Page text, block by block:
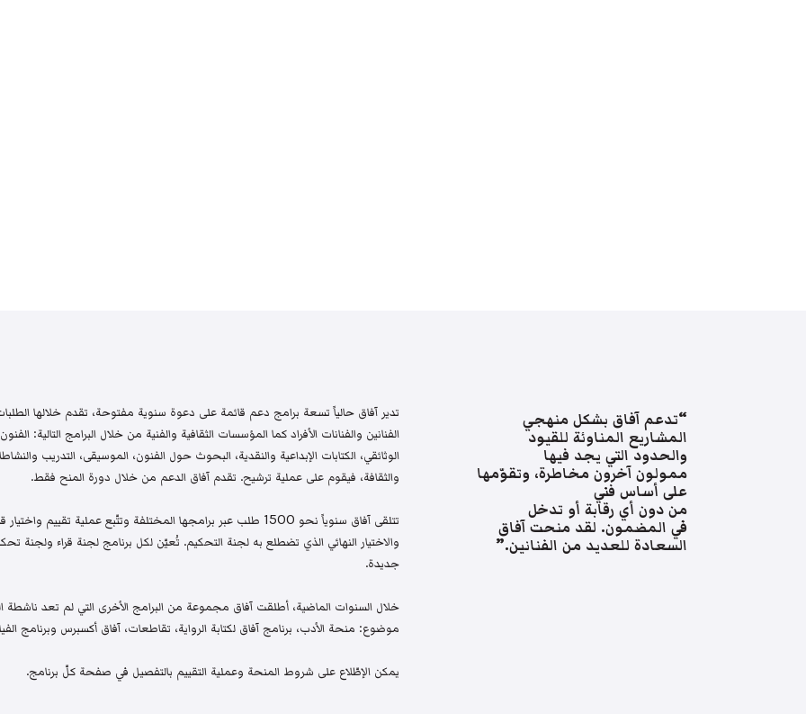
“تدعم آفاق بشكل منهجي
المشاريع المناوئة للقيود
والحدود التي يجد فيها
ممولون آخرون مخاطرة، وتقوّمها
على أساس فني
من دون أي رقابة أو تدخل
في المضمون. لقد منحت آفاق
السعادة للعديد من الفنانين.”
تدير آفاق حالياً تسعة برامج دعم قائمة على دعوة سنوية مفتوحة، تقدم خلالها
الفنانين والفنانات الأفراد كما المؤسسات الثقافية والفنية من خلال البرامج التالية:
الوثائقي، الكتابات الإبداعية والنقدية، البحوث حول الفنون، الموسيقى، التدريب
والثقافة، فيقوم على عملية ترشيح. تقدم آفاق الدعم من خلال دورة المنح فقط.
تتلقى آفاق سنوياً نحو 1500 طلب عبر برامجها المختلفة وتتّبع عملية
والاختيار النهائي الذي تضطلع به لجنة التحكيم. تُعيّن لكل برنامج لجنة قراء
جديدة.
خلال السنوات الماضية، أطلقت آفاق مجموعة من البرامج الأخرى التي لم تعد ناشطة
موضوع: منحة الأدب، برنامج آفاق لكتابة الرواية، تقاطعات، آفاق أكسبرس وبرنامج
يمكن الإطّلاع على شروط المنحة وعملية التقييم بالتفصيل في صفحة كلّ برنامج.